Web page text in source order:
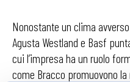
Nonostante un clima
Agusta Westland e Basf
cui l’impresa ha un ruolo
come Bracco promuovono